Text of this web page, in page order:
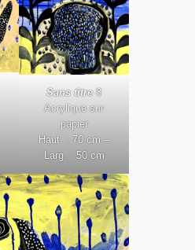
Sans titre8
Acrylique sur
papier
Haut. : 70 cm –
Larg. : 50 cm